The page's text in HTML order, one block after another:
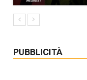
PUBBLICITÀ